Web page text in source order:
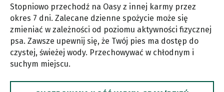
Stopniowo przechodź na Oasy z innej karmy przez
okres 7 dni. Zalecane dzienne spożycie może się
zmieniać w zależności od poziomu aktywności fizycznej
psa. Zawsze upewnij się, że Twój pies ma dostęp do
czystej, świeżej wody. Przechowywać w chłodnym i
suchym miejscu.